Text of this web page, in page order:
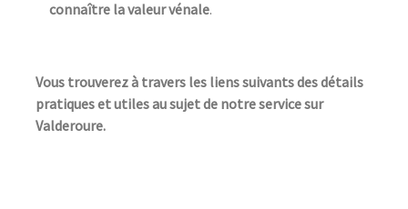
connaître la valeur vénale.
Vous trouverez à travers les liens suivants des détails
pratiques et utiles au sujet de notre service sur
Valderoure.